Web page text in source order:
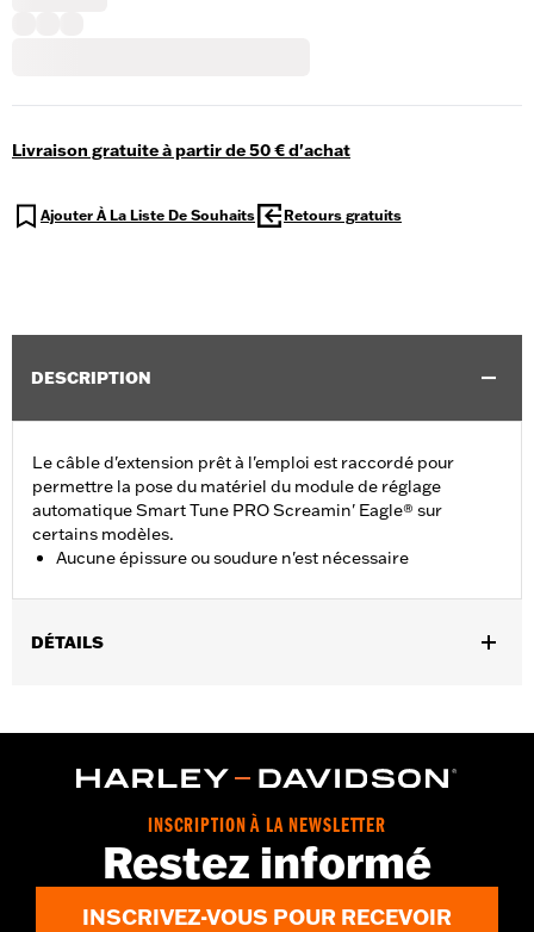
Livraison gratuite à partir de 50 € d'achat
Ajouter À La Liste De Souhaits Retours gratuits
DESCRIPTION
Le câble d'extension prêt à l'emploi est raccordé pour
permettre la pose du matériel du module de réglage
automatique Smart Tune PRO Screamin' Eagle® sur
certains modèles.
Aucune épissure ou soudure n'est nécessaire
DÉTAILS
Vendu à l'unité:Chaque
INSCRIPTION À LA NEWSLETTER
Restez informé
INSCRIVEZ-VOUS POUR RECEVOIR